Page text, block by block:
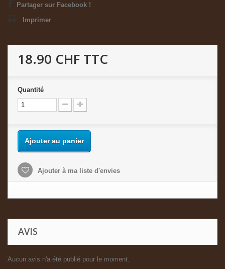
Partager sur Facebook !
Imprimer
18.90 CHF TTC
Quantité
Ajouter au panier
Ajouter à ma liste d'envies
AVIS
Aucun avis n'a été publié pour le moment.